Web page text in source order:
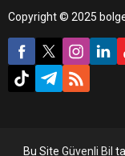
Copyright © 2025
Bu Site Güvenli Bil